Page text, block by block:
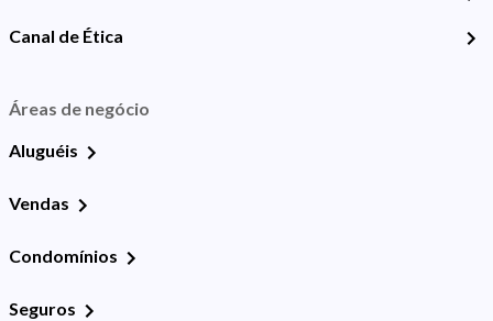
Canal de Ética
Áreas de negócio
Aluguéis
Vendas
Condomínios
Seguros